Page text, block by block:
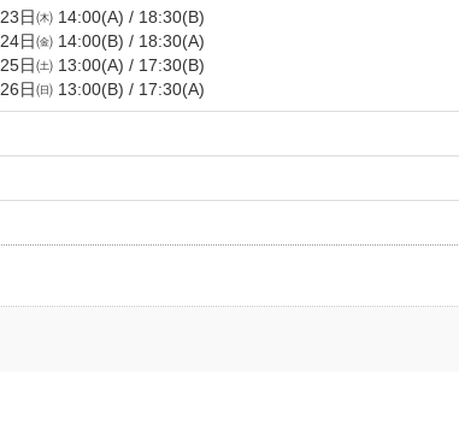
23日㈭ 14:00(A) / 18:30(B)
24日㈮ 14:00(B) / 18:30(A)
25日㈯ 13:00(A) / 17:30(B)
26日㈰ 13:00(B) / 17:30(A)